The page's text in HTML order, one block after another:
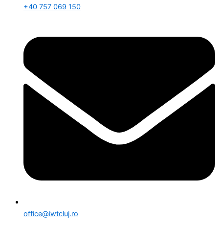
+40 757 069 150
office@iwtcluj.ro